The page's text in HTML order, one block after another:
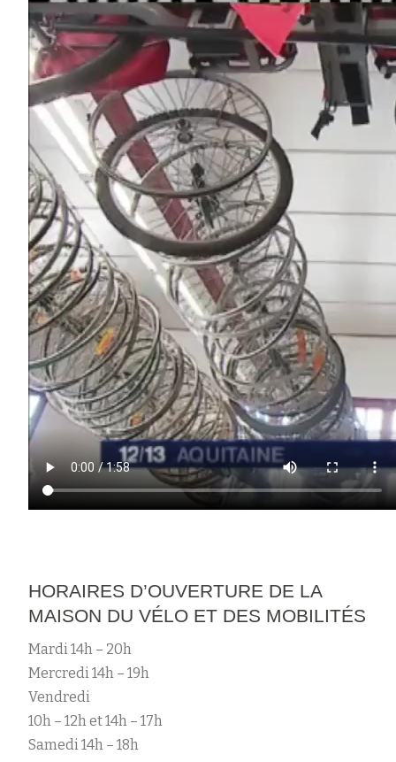
HORAIRES D’OUVERTURE DE LA
MAISON DU VÉLO ET DES MOBILITÉS
Mardi 14h – 20h
Mercredi 14h – 19h
Vendredi
10h – 12h et 14h – 17h
Samedi 14h – 18h